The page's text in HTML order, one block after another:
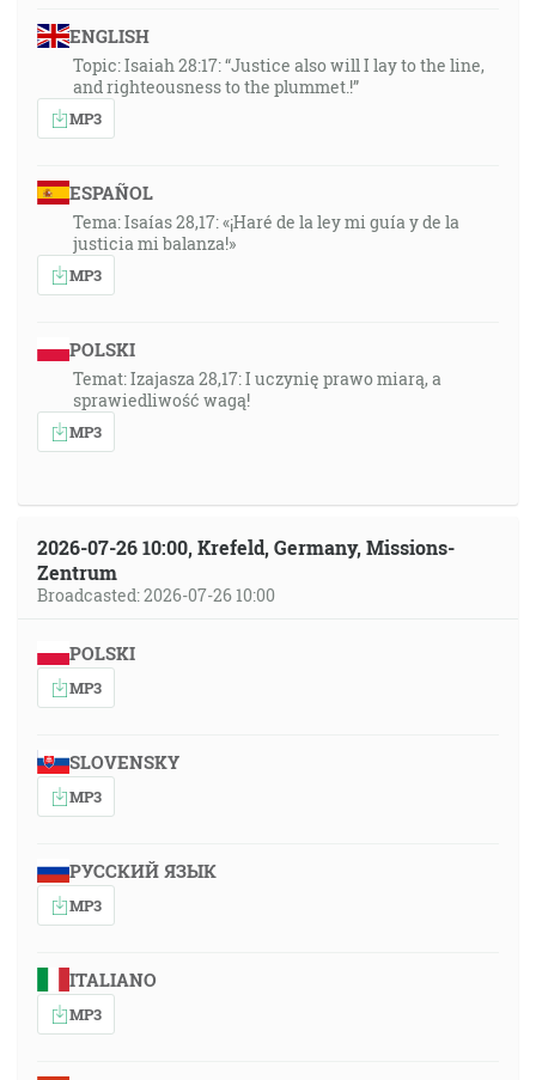
ENGLISH
Topic: Isaiah 28:17: “Justice also will I lay to the line,
and righteousness to the plummet.!”
MP3
ESPAÑOL
Tema: Isaías 28,17: «¡Haré de la ley mi guía y de la
justicia mi balanza!»
MP3
POLSKI
Temat: Izajasza 28,17: I uczynię prawo miarą, a
sprawiedliwość wagą!
MP3
2026-07-26 10:00, Krefeld, Germany, Missions-
Zentrum
Broadcasted: 2026-07-26 10:00
POLSKI
MP3
SLOVENSKY
MP3
РУССКИЙ ЯЗЫК
MP3
ITALIANO
MP3